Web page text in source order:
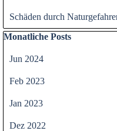
Schäden durch
Block überspringen Monatliche
Monatliche Posts
Jun 2024
Feb 2023
Jan 2023
Dez 2022